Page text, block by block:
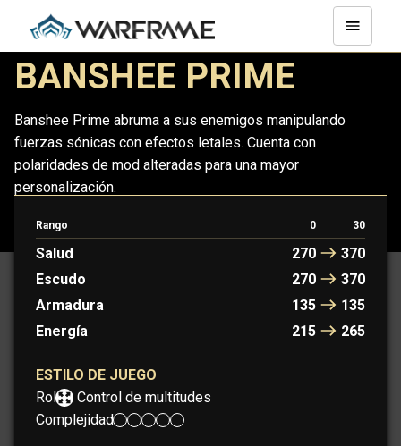
BANSHEE PRIME
Banshee Prime abruma a sus enemigos manipulando
fuerzas sónicas con efectos letales. Cuenta con
polaridades de mod alteradas para una mayor
personalización.
Rango 0 30
Salud 270
370
Escudo
270
370
Armadura
135
135
Energía
215 265
ESTILO DE JUEGO
Rol:
Control de multitudes
Complejidad: